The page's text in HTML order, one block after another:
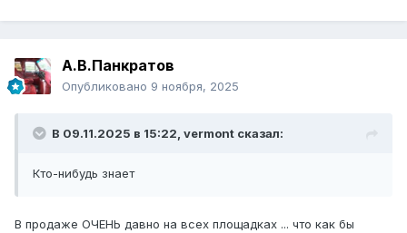
А.В.Панкратов
Опубликовано 9 ноября, 2025
В 09.11.2025 в 15:22, vermont сказал:
Кто-нибудь знает
В продаже ОЧЕНЬ давно на всех площадках ... что как бы